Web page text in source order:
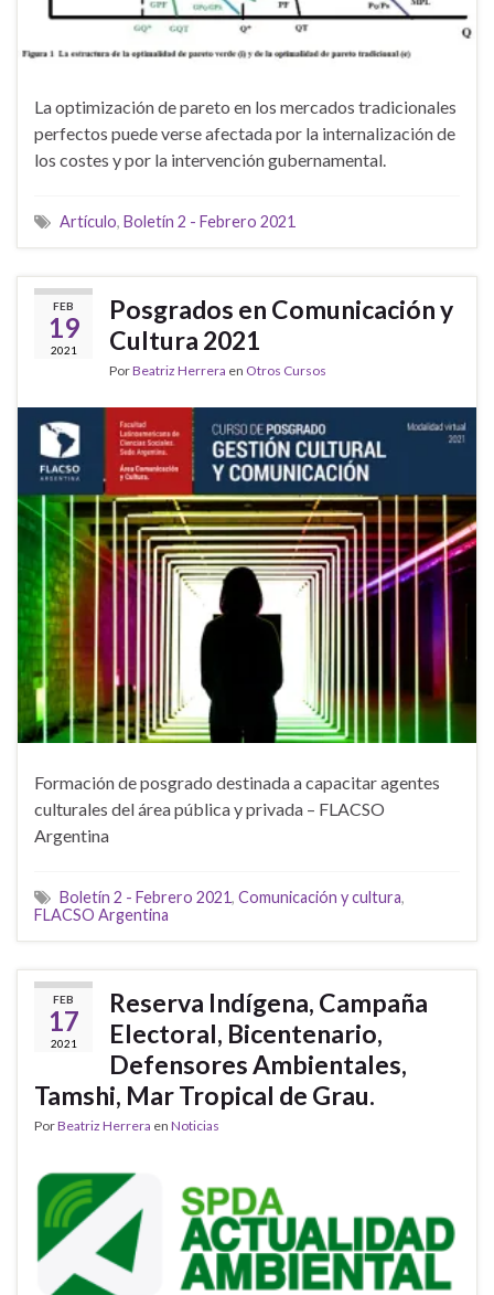
La optimización de pareto en los mercados tradicionales
perfectos puede verse afectada por la internalización de
los costes y por la intervención gubernamental.
Artículo, Boletín 2 - Febrero 2021
FEB
19
2021
Posgrados en Comunicación y
Cultura 2021
PorBeatriz Herrera en Otros Cursos
Formación de posgrado destinada a capacitar agentes
culturales del área pública y privada – FLACSO
Argentina
Boletín 2 - Febrero 2021, Comunicación y cultura,
FLACSO Argentina
FEB
17
2021
Reserva Indígena, Campaña
Electoral, Bicentenario,
Defensores Ambientales,
Tamshi, Mar Tropical de Grau.
PorBeatriz Herrera en Noticias